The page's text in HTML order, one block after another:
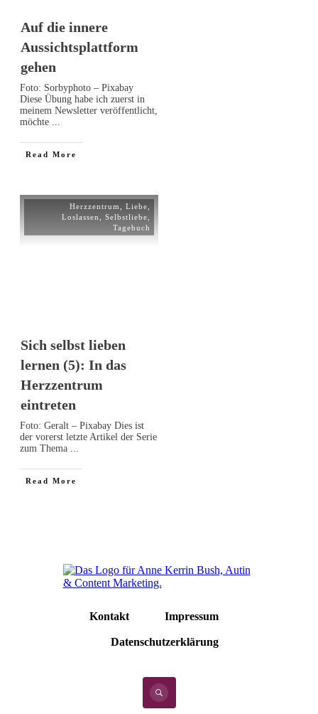
Auf die innere
Aussichtsplattform
gehen
Foto: Sorbyphoto – Pixabay
Diese Übung habe ich zuerst in
meinem Newsletter veröffentlicht,
möchte
Read More
Herzzentrum Liebe
Loslassen
Selbstliebe
Tagebuch
Sich selbst lieben
lernen (5): In das
Herzzentrum
eintreten
Foto: Geralt – Pixabay Dies ist
der vorerst letzte Artikel der Serie
zum Thema
Read More
Kontakt Impressum
Datenschutzerklärung